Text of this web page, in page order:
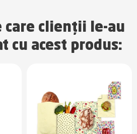
care clienții le-au
cu acest produs: